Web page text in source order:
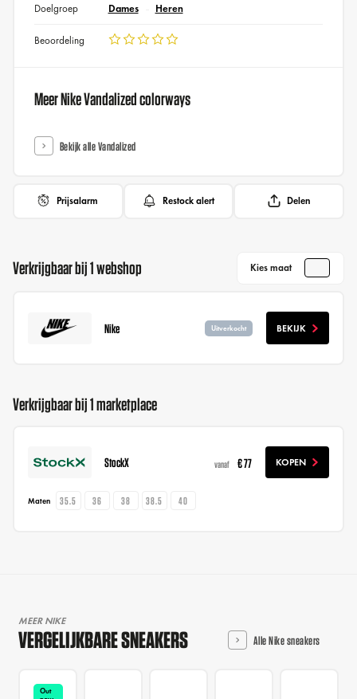
Doelgroep Dames Heren
Beoordeling
Meer Nike Vandalized colorways
Bekijk alle Vandalized
Prijsalarm Restock alert Delen
Verkrijgbaar bij 1 webshop Kies maat
Nike Uitverkocht BEKIJK
Verkrijgbaar bij 1 marketplace
StockX vanaf € 77 KOPEN
Maten 35.5 36 38 38.5 40
MEER NIKE
VERGELIJKBARE SNEAKERS Alle Nike sneakers
Out